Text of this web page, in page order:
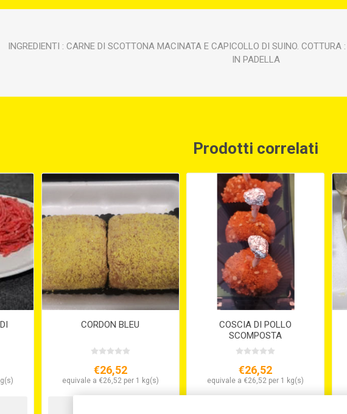
INGREDIENTI : CARNE DI SCOTTONA MACINATA E CAPICOLLO DI SUINO.
IN PADELLA
Prodotti correlati
CORDON BLEU
€26,52
equivale a €26,52 per 1 kg(s)
COSCIA DI POLLO
SCOMPOSTA
€26,52
equivale a €26,52 per 1 kg(s)